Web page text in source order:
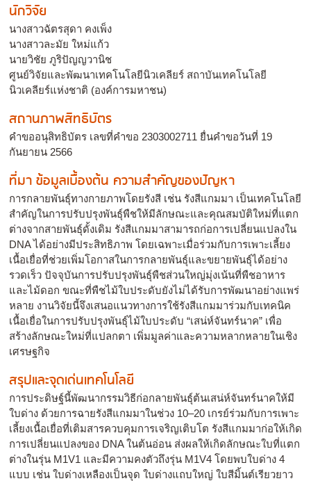
นักวิจัย
นางสาวฉัตรสุดา คงเพ็ง
นางสาวละมัย ใหม่แก้ว
นายวิชัย ภูริปัญญวานิช
ศูนย์วิจัยและพัฒนาเทคโนโลยีนิวเคลียร์ สถาบันเทคโนโลยี
นิวเคลียร์แห่งชาติ (องค์การมหาชน)
สถานภาพสิทธิบัตร
คำขออนุสิทธิบัตร เลขที่คำขอ 2303002711 ยื่นคำขอวันที่ 19
กันยายน 2566
ที่มา ข้อมูลเบื้องต้น ความสำคัญของปัญหา
การกลายพันธุ์ทางกายภาพโดยรังสี เช่น รังสีแกมมา เป็นเทคโนโลยี
สำคัญในการปรับปรุงพันธุ์พืชให้มีลักษณะและคุณสมบัติใหม่ที่แตก
ต่างจากสายพันธุ์ดั้งเดิม รังสีแกมมาสามารถก่อการเปลี่ยนแปลงใน
DNA ได้อย่างมีประสิทธิภาพ โดยเฉพาะเมื่อร่วมกับการเพาะเลี้ยง
เนื้อเยื่อที่ช่วยเพิ่มโอกาสในการกลายพันธุ์และขยายพันธุ์ได้อย่าง
รวดเร็ว ปัจจุบันการปรับปรุงพันธุ์พืชส่วนใหญ่มุ่งเน้นที่พืชอาหาร
และไม้ดอก ขณะที่พืชไม้ใบประดับยังไม่ได้รับการพัฒนาอย่างแพร่
หลาย งานวิจัยนี้จึงเสนอแนวทางการใช้รังสีแกมมาร่วมกับเทคนิค
เนื้อเยื่อในการปรับปรุงพันธุ์ไม้ใบประดับ “เสน่ห์จันทร์นาค” เพื่อ
สร้างลักษณะใหม่ที่แปลกตา เพิ่มมูลค่าและความหลากหลายในเชิง
เศรษฐกิจ
สรุปและจุดเด่นเทคโนโลยี
การประดิษฐ์นี้พัฒนากรรมวิธีก่อกลายพันธุ์ต้นเสน่ห์จันทร์นาคให้มี
ใบด่าง ด้วยการฉายรังสีแกมมาในช่วง 10–20 เกรย์ร่วมกับการเพาะ
เลี้ยงเนื้อเยื่อที่เติมสารควบคุมการเจริญเติบโต รังสีแกมมาก่อให้เกิด
การเปลี่ยนแปลงของ DNA ในต้นอ่อน ส่งผลให้เกิดลักษณะใบที่แตก
ต่างในรุ่น M1V1 และมีความคงตัวถึงรุ่น M1V4 โดยพบใบด่าง 4
แบบ เช่น ใบด่างเหลืองเป็นจุด ใบด่างแถบใหญ่ ใบสีมิ้นต์เรียวยาว